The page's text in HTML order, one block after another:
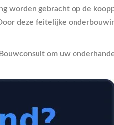
worden gebracht op de
deze feitelijke
om uw